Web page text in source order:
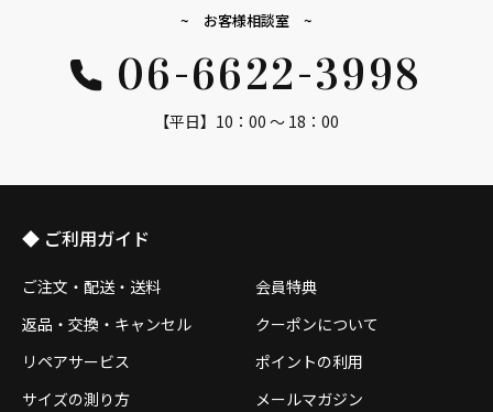
~ お客様相談室 ~
06-6622-3998
【平日】10：00 ～ 18：00
◆ ご利用ガイド
ご注文・配送・送料
返品・交換・キャンセル
リペアサービス
サイズの測り方
会員特典
クーポンについて
ポイントの利用
メールマガジン